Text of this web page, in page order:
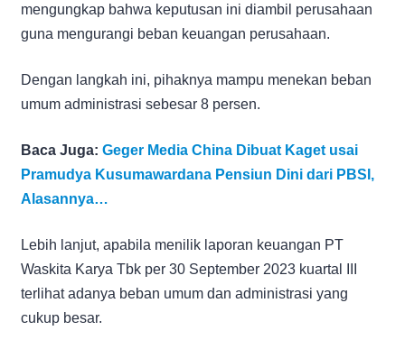
mengungkap bahwa keputusan ini diambil perusahaan
guna mengurangi beban keuangan perusahaan.
Dengan langkah ini, pihaknya mampu menekan beban
umum administrasi sebesar 8 persen.
Baca Juga: Geger Media China Dibuat Kaget usai
Pramudya Kusumawardana Pensiun Dini dari PBSI,
Alasannya…
Lebih lanjut, apabila menilik laporan keuangan PT
Waskita Karya Tbk per 30 September 2023 kuartal III
terlihat adanya beban umum dan administrasi yang
cukup besar.